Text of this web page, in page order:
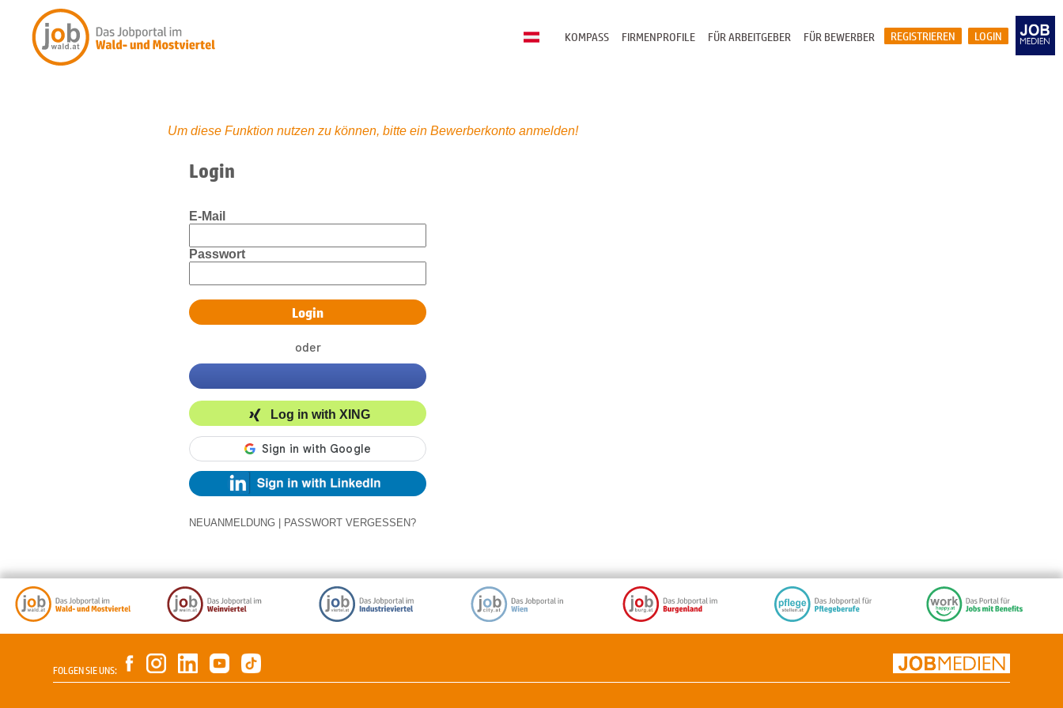
LOGIN
REGISTRIEREN
FÜR BEWERBER
FÜR ARBEITGEBER
FIRMENPROFILE
KOMPASS
Um diese Funktion nutzen zu können, bitte ein Bewerberkonto anmelden!
Login
E-Mail
Passwort
oder
Log in with XING
NEUANMELDUNG PASSWORT VERGESSEN?
FOLGEN SIE UNS: